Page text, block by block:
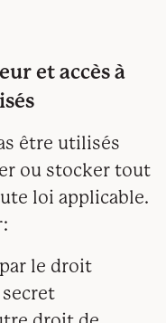
et accès à
être utilisés
ou stocker tout
loi applicable.
le droit